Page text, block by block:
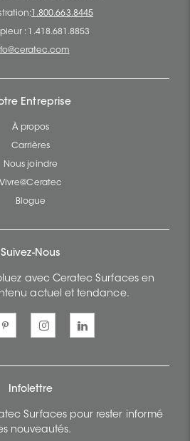
1.800.663.8445
: 1.418.681.8853
Entreprise
À propos
Carrières
Nous joindre
Vivre@Ceratec
Blogue
Suivez-Nous
avec Ceratec Surfaces en
actuel et tendance.
Infolettre
Surfaces pour rester informé
nouveautés.